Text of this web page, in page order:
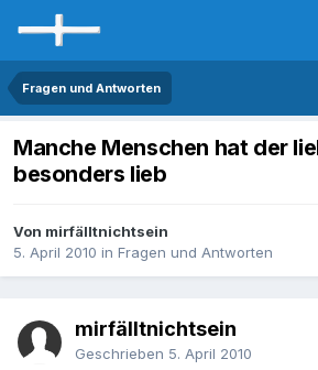
Fragen und Antworten
Manche Menschen hat der
besonders lieb
Von mirfälltnichtsein
5. April 2010 in Fragen und Antworten
mirfälltnichtsein
Geschrieben 5. April 2010